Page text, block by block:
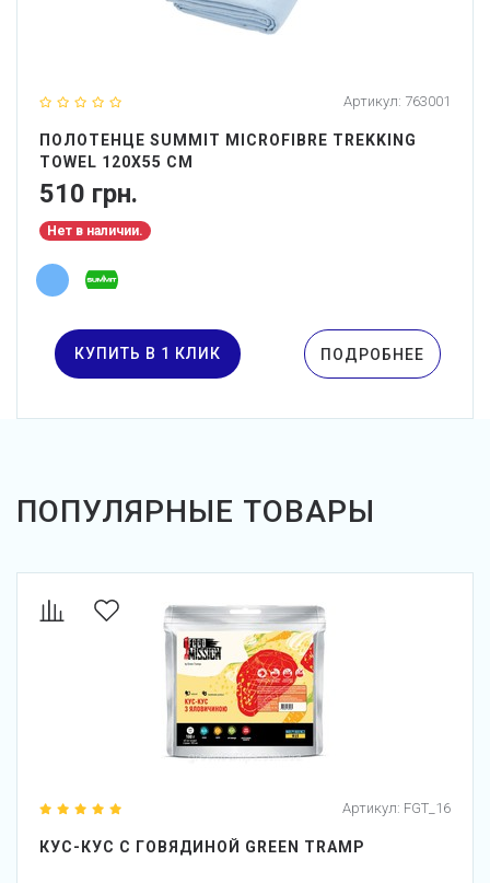
Артикул: 763001
ПОЛОТЕНЦЕ SUMMIT MICROFIBRE TREKKING
TOWEL 120X55 СМ
510 грн.
Нет в наличии.
КУПИТЬ В 1 КЛИК ПОДРОБНЕЕ
ПОПУЛЯРНЫЕ ТОВАРЫ
Артикул: FGT_16
КУС-КУС С ГОВЯДИНОЙ GREEN TRAMP